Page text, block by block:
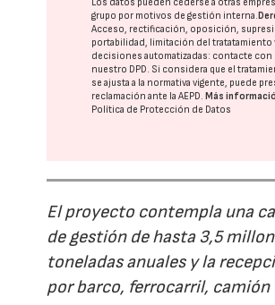
grupo por motivos de gestión interna.
Acceso, rectificación, oposición,
portabilidad, limitación del tratatamiento
decisiones automatizadas: contacte con
nuestro DPD. Si considera que el
se ajusta a la normativa vigente, puede
reclamación ante laAEPD.Más
Política de Protección de Datos
El proyecto contempla una
de gestión de hasta 3,5
toneladas anuales y la
por barco, ferrocarril,